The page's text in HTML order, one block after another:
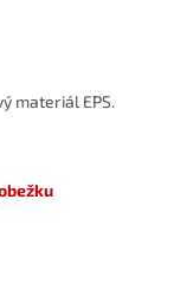
materiál EPS.